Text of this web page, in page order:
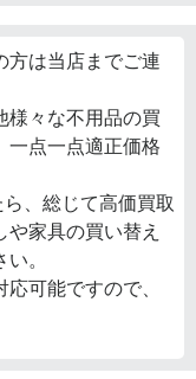
方は当店までご連
様々な不用品の買
一点一点適正価格
、総じて高価買取
家具の買い替え
。
可能ですので、